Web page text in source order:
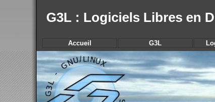
G3L : Logiciels Libres en
Accueil G3L